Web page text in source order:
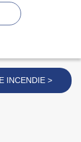
RISQUE INCENDIE >